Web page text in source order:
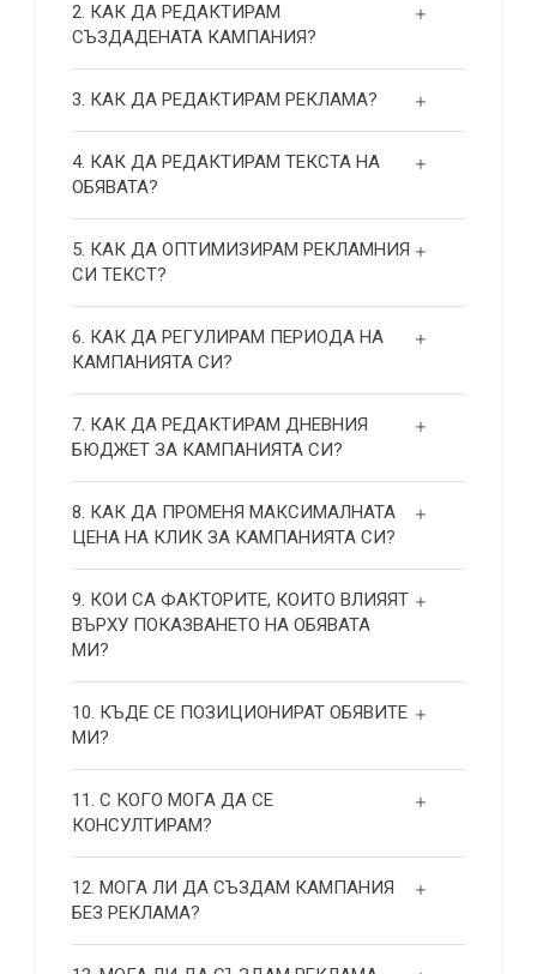
2. КАК ДА РЕДАКТИРАМ
СЪЗДАДЕНАТА КАМПАНИЯ?
3. КАК ДА РЕДАКТИРАМ РЕКЛАМА?
4. КАК ДА РЕДАКТИРАМ ТЕКСТА НА
ОБЯВАТА?
5. КАК ДА ОПТИМИЗИРАМ РЕКЛАМНИЯ
СИ ТЕКСТ?
6. КАК ДА РЕГУЛИРАМ ПЕРИОДА НА
КАМПАНИЯТА СИ?
7. КАК ДА РЕДАКТИРАМ ДНЕВНИЯ
БЮДЖЕТ ЗА КАМПАНИЯТА СИ?
8. КАК ДА ПРОМЕНЯ МАКСИМАЛНАТА
ЦЕНА НА КЛИК ЗА КАМПАНИЯТА СИ?
9. КОИ СА ФАКТОРИТЕ, КОИТО ВЛИЯЯТ
ВЪРХУ ПОКАЗВАНЕТО НА ОБЯВАТА
МИ?
10. КЪДЕ СЕ ПОЗИЦИОНИРАТ ОБЯВИТЕ
МИ?
11. С КОГО МОГА ДА СЕ
КОНСУЛТИРАМ?
12. МОГА ЛИ ДА СЪЗДАМ КАМПАНИЯ
БЕЗ РЕКЛАМА?